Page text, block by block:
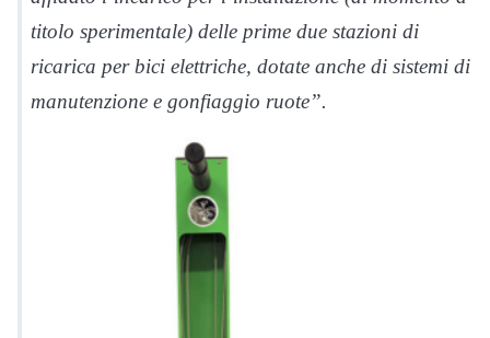
titolo sperimentale) delle prime due stazioni di
ricarica per bici elettriche, dotate anche di sistemi di
manutenzione e gonfiaggio ruote”.